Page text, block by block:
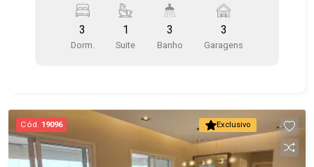
Banheiro de serviço Lazer no Condomínio: -
Quadra poliesportiva - Playground - Salão de
dos Campos. Agende já sua visita!! #imobiliaria
#geraçãoimóveis #aptovenda #aptovendaSJC
#ResidencialPlanalto
3
Dorm.
1
Suite
3
Banho
3
Garagens
Exclusivo
Cód. 19096